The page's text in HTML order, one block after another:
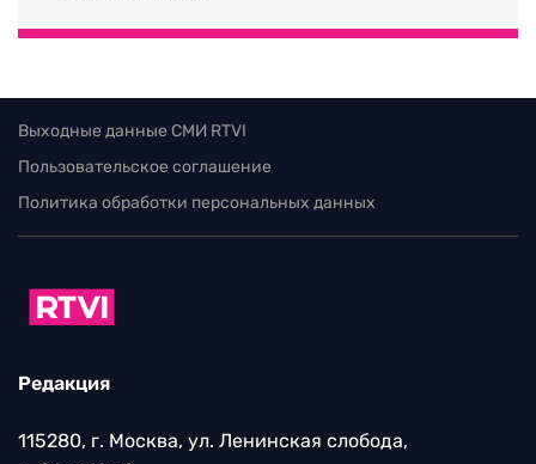
Выходные данные СМИ RTVI
Пользовательское соглашение
Политика обработки персональных данных
Редакция
115280, г. Москва, ул. Ленинская слобода,